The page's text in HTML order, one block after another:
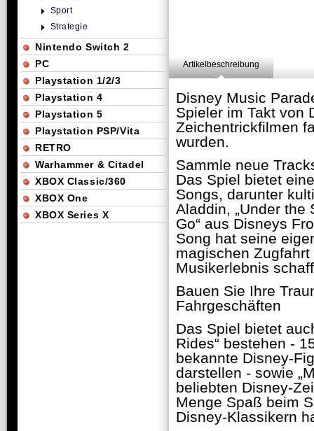
Artikelbeschreibung
Disney Music
Spieler im Takt von
Zeichentrickfilmen
wurden.
Sammle neue
Das Spiel bietet
Songs, darunter
Aladdin, „Under the
Go“ aus Disneys
Song hat seine
magischen
Musikerlebnis
Bauen Sie Ihre
Fahrgeschäften
Das Spiel bietet
Rides“ bestehen -
bekannte Disney-
darstellen - sowie
beliebten Disney-
Menge Spaß beim
Disney-Klassikern
Sport
Strategie
Nintendo Switch 2
PC
Playstation 1/2/3
Playstation 4
Playstation 5
Playstation PSP/Vita
RETRO
Warhammer & Citadel
XBOX Classic/360
XBOX One
XBOX Series X